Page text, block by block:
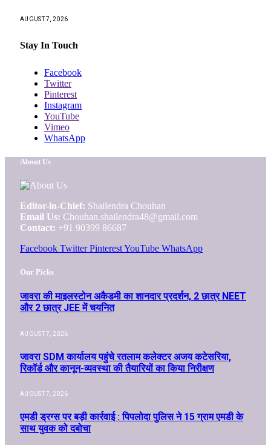
AUGUST 7, 2026
Stay In Touch
Facebook
Twitter
Pinterest
Instagram
YouTube
Vimeo
WhatsApp
About Us
Editor-in-Chief: Shailendra Chouhan
Email Us: Chouhan.shailendra48@gmail.com
Contact: +91 90399 86687
Facebook Twitter PinterestYouTube WhatsApp
Our Picks
जावरा की माइलस्टोन अकैडमी का शानदार प्रदर्शन, 2 छात्र NEET
और 2 छात्र JEE में चयनित
AUGUST 7, 2026
जावरा SDM कार्यालय पहुंचे रतलाम कलेक्टर अजय कटेसरिया,
रिकॉर्ड और कानून-व्यवस्था की तैयारियों का किया निरीक्षण
AUGUST 7, 2026
एमडी ड्रग्स पर बड़ी कार्रवाई : पिपलोदा पुलिस ने 15 ग्राम एमडी के
साथ युवक को दबोचा